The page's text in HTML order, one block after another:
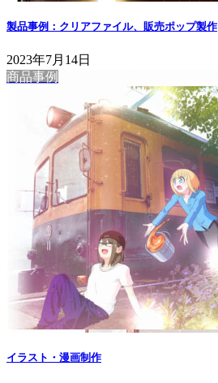
製品事例：クリアファイル、販売ポップ製作
2023年7月14日
商品事例
イラスト・漫画制作